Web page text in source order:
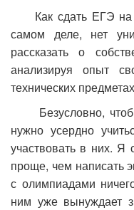
Как сдать ЕГЭ на
самом деле, нет
рассказать о
анализируя опыт
технических
Безусловно,
нужно усердно
участвовать в них. Я
проще, чем написать
с олимпиадами
ним уже вынуждает